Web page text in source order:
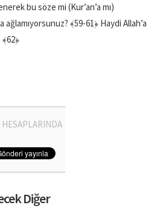
bu söze mi (Kur’an’a mı)
ağlamıyorsunuz? ﴾59-61﴿ Haydi Allah’a
﴾62﴿
HESAPLARINDA
Diğer